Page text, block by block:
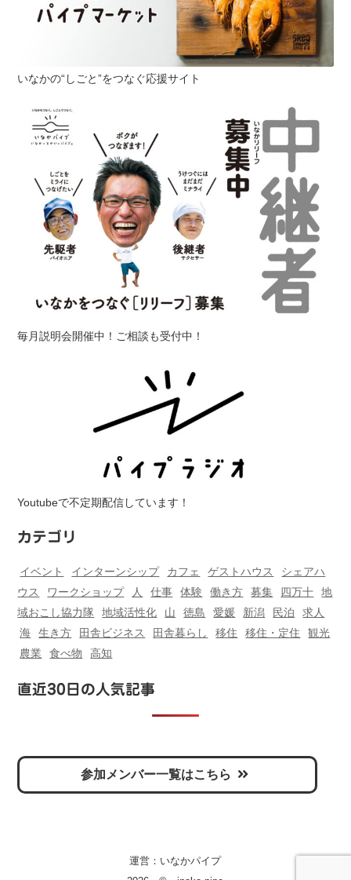
いなかの“しごと”をつなぐ応援サイト
毎月説明会開催中！ご相談も受付中！
Youtubeで不定期配信しています！
カテゴリ
イベント インターンシップ カフェ ゲストハウス
シェアハ
ウス
ワークショップ 人 仕事 体験 働き方 募集 四万十
地
域おこし協力隊
地域活性化 山 徳島 愛媛 新潟 民泊
求人
海
生き方 田舎ビジネス 田舎暮らし 移住 移住・定住
観光
農業
食べ物 高知
直近30日の人気記事
参加メンバー一覧はこちら
運営： いなかパイプ